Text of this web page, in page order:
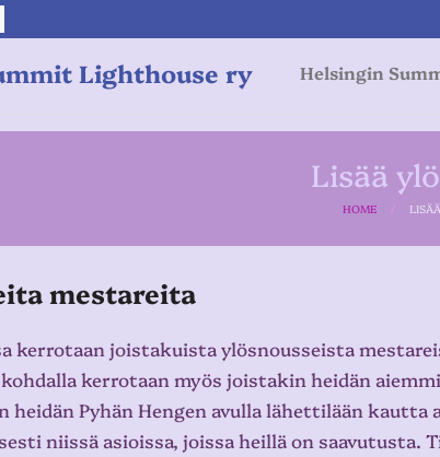
Lighthouse ry Helsingin
Lisää
HOME /
mestareita
kerrotaan joistakuista ylösnousseista
kerrotaan myös joistakin heidän
Pyhän Hengen avulla lähettilään
niissä asioissa, joissa heillä on saavutusta.